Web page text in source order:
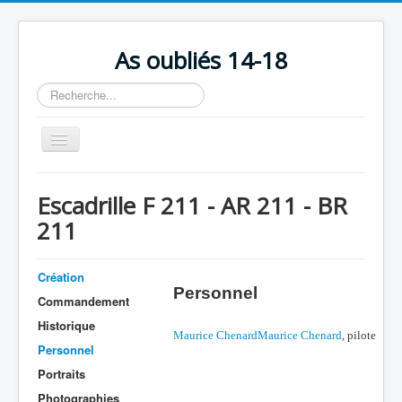
As oubliés 14-18
Rechercher
Basculer
la
Chronologie
Escadrilles
Organisation
Avions
Personnels
Formation
Doctrines
Escadrille F 211 - AR 211 - BR
211
Création
Commandement
Historique
Personnel
Portraits
Photographies
Personnel
Maurice ChenardMaurice Chenard, pilote